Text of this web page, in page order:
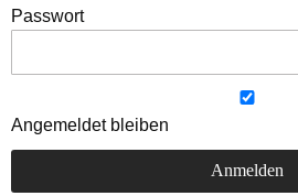
Passwort
Angemeldet bleiben